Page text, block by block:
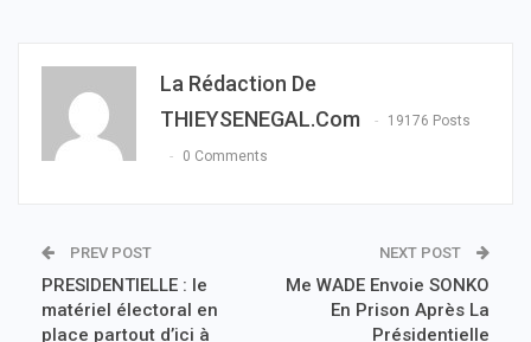
La Rédaction De
THIEYSENEGAL.com
19176 Posts
0 Comments
PREV POST
PRESIDENTIELLE : le
matériel électoral en
place partout d’ici à
NEXT POST
Me WADE Envoie SONKO
En Prison Après La
Présidentielle